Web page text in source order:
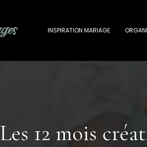
INSPIRATION MARIAGE
Les 12 mois